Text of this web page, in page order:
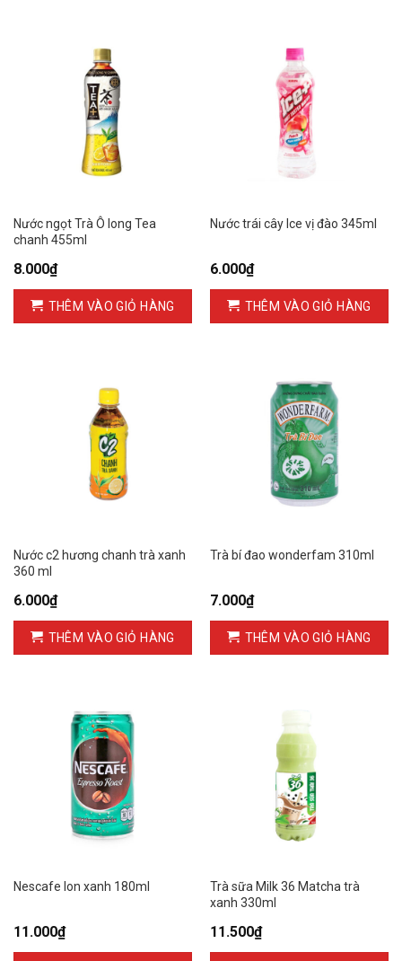
Nước ngọt Trà Ô long Tea
chanh 455ml
8.000₫
THÊM VÀO GIỎ HÀNG
Nước trái cây Ice vị đào 345ml
6.000₫
THÊM VÀO GIỎ HÀNG
Nước c2 hương chanh trà xanh
360 ml
6.000₫
THÊM VÀO GIỎ HÀNG
Trà bí đao wonderfam 310ml
7.000₫
THÊM VÀO GIỎ HÀNG
Nescafe lon xanh 180ml
11.000₫
Trà sữa Milk 36 Matcha trà
xanh 330ml
11.500₫